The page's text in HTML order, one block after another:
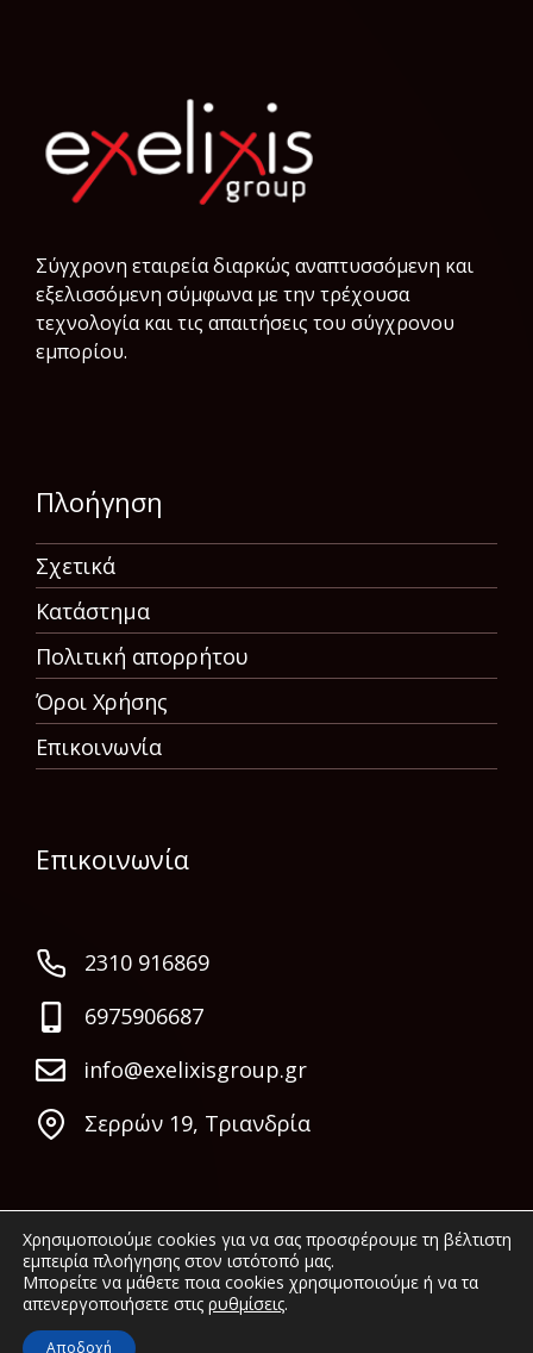
Σύγχρονη εταιρεία διαρκώς αναπτυσσόμενη και
εξελισσόμενη σύμφωνα µε την τρέχουσα
τεχνολογία και τις απαιτήσεις του σύγχρονου
εμπορίου.
Πλοήγηση
Σχετικά
Κατάστημα
Πολιτική απορρήτου
Όροι Χρήσης
Επικοινωνία
Επικοινωνία
2310 916869
6975906687
info@exelixisgroup.gr
Σερρών 19, Τριανδρία
© 2022 Exelixis Group. All rights reserved.
Χρησιμοποιούμε cookies για να σας προσφέρουμε τη βέλτιστη
εμπειρία πλοήγησης στον ιστότοπό μας.
Μπορείτε να μάθετε ποια cookies χρησιμοποιούμε ή να τα
απενεργοποιήσετε στις ρυθμίσεις.
Αποδοχή